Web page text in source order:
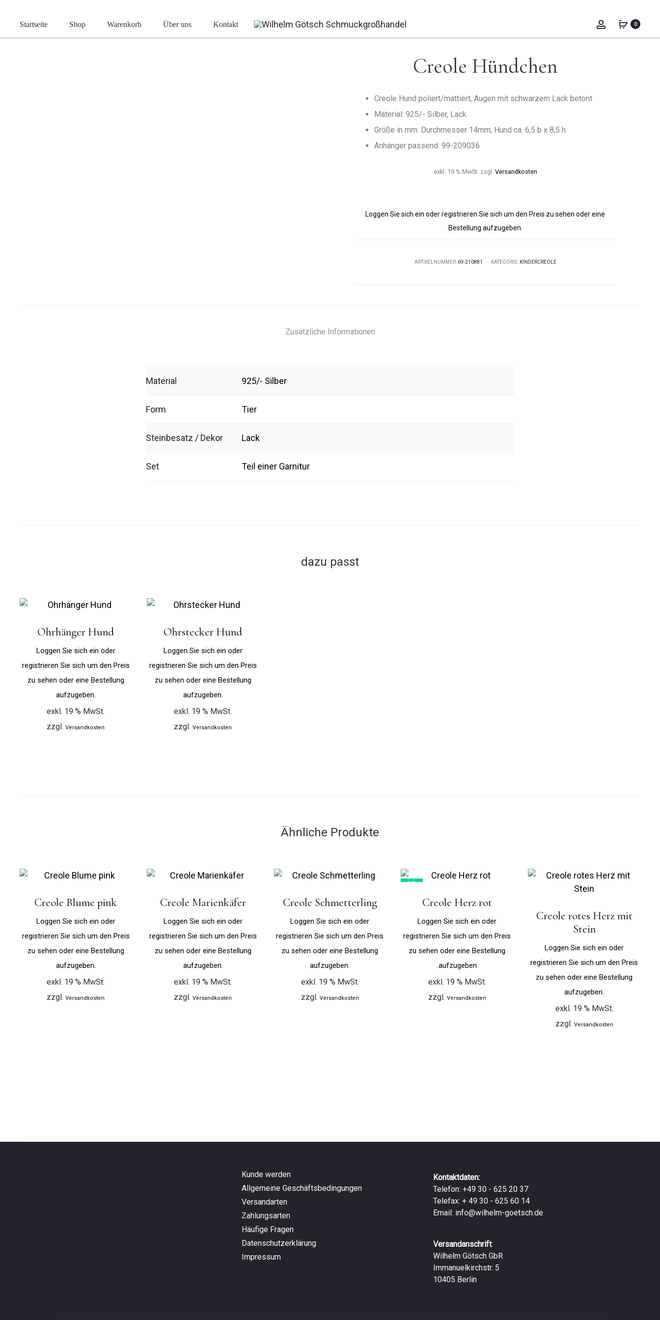
Startseite Shop Warenkorb Über uns Kontakt 0
BLUME
PFERD
Creole Hündchen
Creole Hund poliert/mattiert, Augen mit schwarzem Lack betont
Material: 925/- Silber, Lack.
Größe in mm: Durchmesser 14mm; Hund ca. 6,5 b x 8,5 h
Anhänger passend: 99-209036
exkl. 19 % MwSt. zzgl. Versandkosten
Loggen Sie sich ein oder registrieren Sie sich um den Preis zu sehen oder eine
Bestellung aufzugeben.
ARTIKELNUMMER: 69-210881 KATEGORIE: KINDERCREOLE
Zusätzliche Informationen
Material 925/- Silber
Form Tier
Steinbesatz / Dekor Lack
Set Teil einer Garnitur
dazu passt
Ohrhänger Hund
Loggen Sie sich ein oder
registrieren Sie sich um den Preis
zu sehen oder eine Bestellung
aufzugeben.
exkl. 19 % MwSt.
zzgl.Versandkosten
Ohrstecker Hund
Loggen Sie sich ein oder
registrieren Sie sich um den Preis
zu sehen oder eine Bestellung
aufzugeben.
exkl. 19 % MwSt.
zzgl.Versandkosten
Ähnliche Produkte
Creole Blume pink
Loggen Sie sich ein oder
registrieren Sie sich um den Preis
zu sehen oder eine Bestellung
aufzugeben.
exkl. 19 % MwSt.
zzgl.Versandkosten
Creole Marienkäfer
Loggen Sie sich ein oder
registrieren Sie sich um den Preis
zu sehen oder eine Bestellung
aufzugeben.
exkl. 19 % MwSt.
zzgl.Versandkosten
Creole Schmetterling
Loggen Sie sich ein oder
registrieren Sie sich um den Preis
zu sehen oder eine Bestellung
aufzugeben.
exkl. 19 % MwSt.
zzgl. Versandkosten
16%
Creole Herz rot
Loggen Sie sich ein oder
registrieren Sie sich um den Preis
zu sehen oder eine Bestellung
aufzugeben.
exkl. 19 % MwSt.
zzgl. Versandkosten
Creole rotes Herz mit
Stein
Loggen Sie sich ein oder
registrieren Sie sich um den Preis
zu sehen oder eine Bestellung
aufzugeben.
exkl. 19 % MwSt.
zzgl. Versandkosten
Kunde werden
Allgemeine Geschäftsbedingungen
Versandarten
Zahlungsarten
Häufige Fragen
Datenschutzerklärung
Impressum
Kontaktdaten:
Telefon: +49 30 - 625 20 37
Telefax: + 49 30 - 625 60 14
Email: info@wilhelm-goetsch.de
Versandanschrift:
Wilhelm Götsch GbR
Immanuelkirchstr. 5
10405 Berlin